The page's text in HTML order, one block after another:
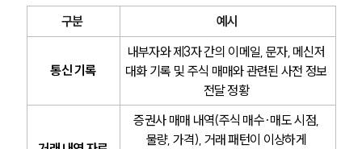
글로벌 파트너 로펌
고객의 소리
통합검색
AI대륜
업무사례
구분 예시
통신 기록
내부자와 제3자 간의 이메일, 문자, 메신저
대화 기록 및 주식 매매와 관련된 사전 정보
전달 정황
증권사 매매 내역(주식 매수·매도 시점,
물량, 가격), 거래 패턴이 이상하게